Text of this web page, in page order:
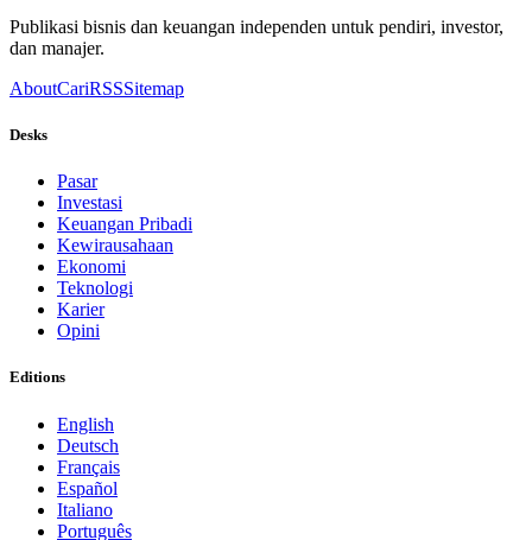
Publikasi bisnis dan keuangan independen untuk pendiri, investor,
dan manajer.
AboutCariRSSSitemap
Desks
Pasar
Investasi
Keuangan Pribadi
Kewirausahaan
Ekonomi
Teknologi
Karier
Opini
Editions
English
Deutsch
Français
Español
Italiano
Português